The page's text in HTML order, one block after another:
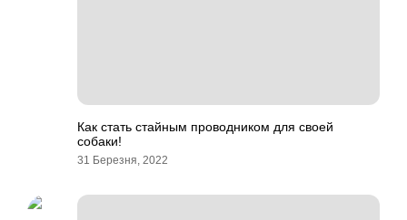
Как стать стайным проводником для своей
собаки!
31 Березня, 2022